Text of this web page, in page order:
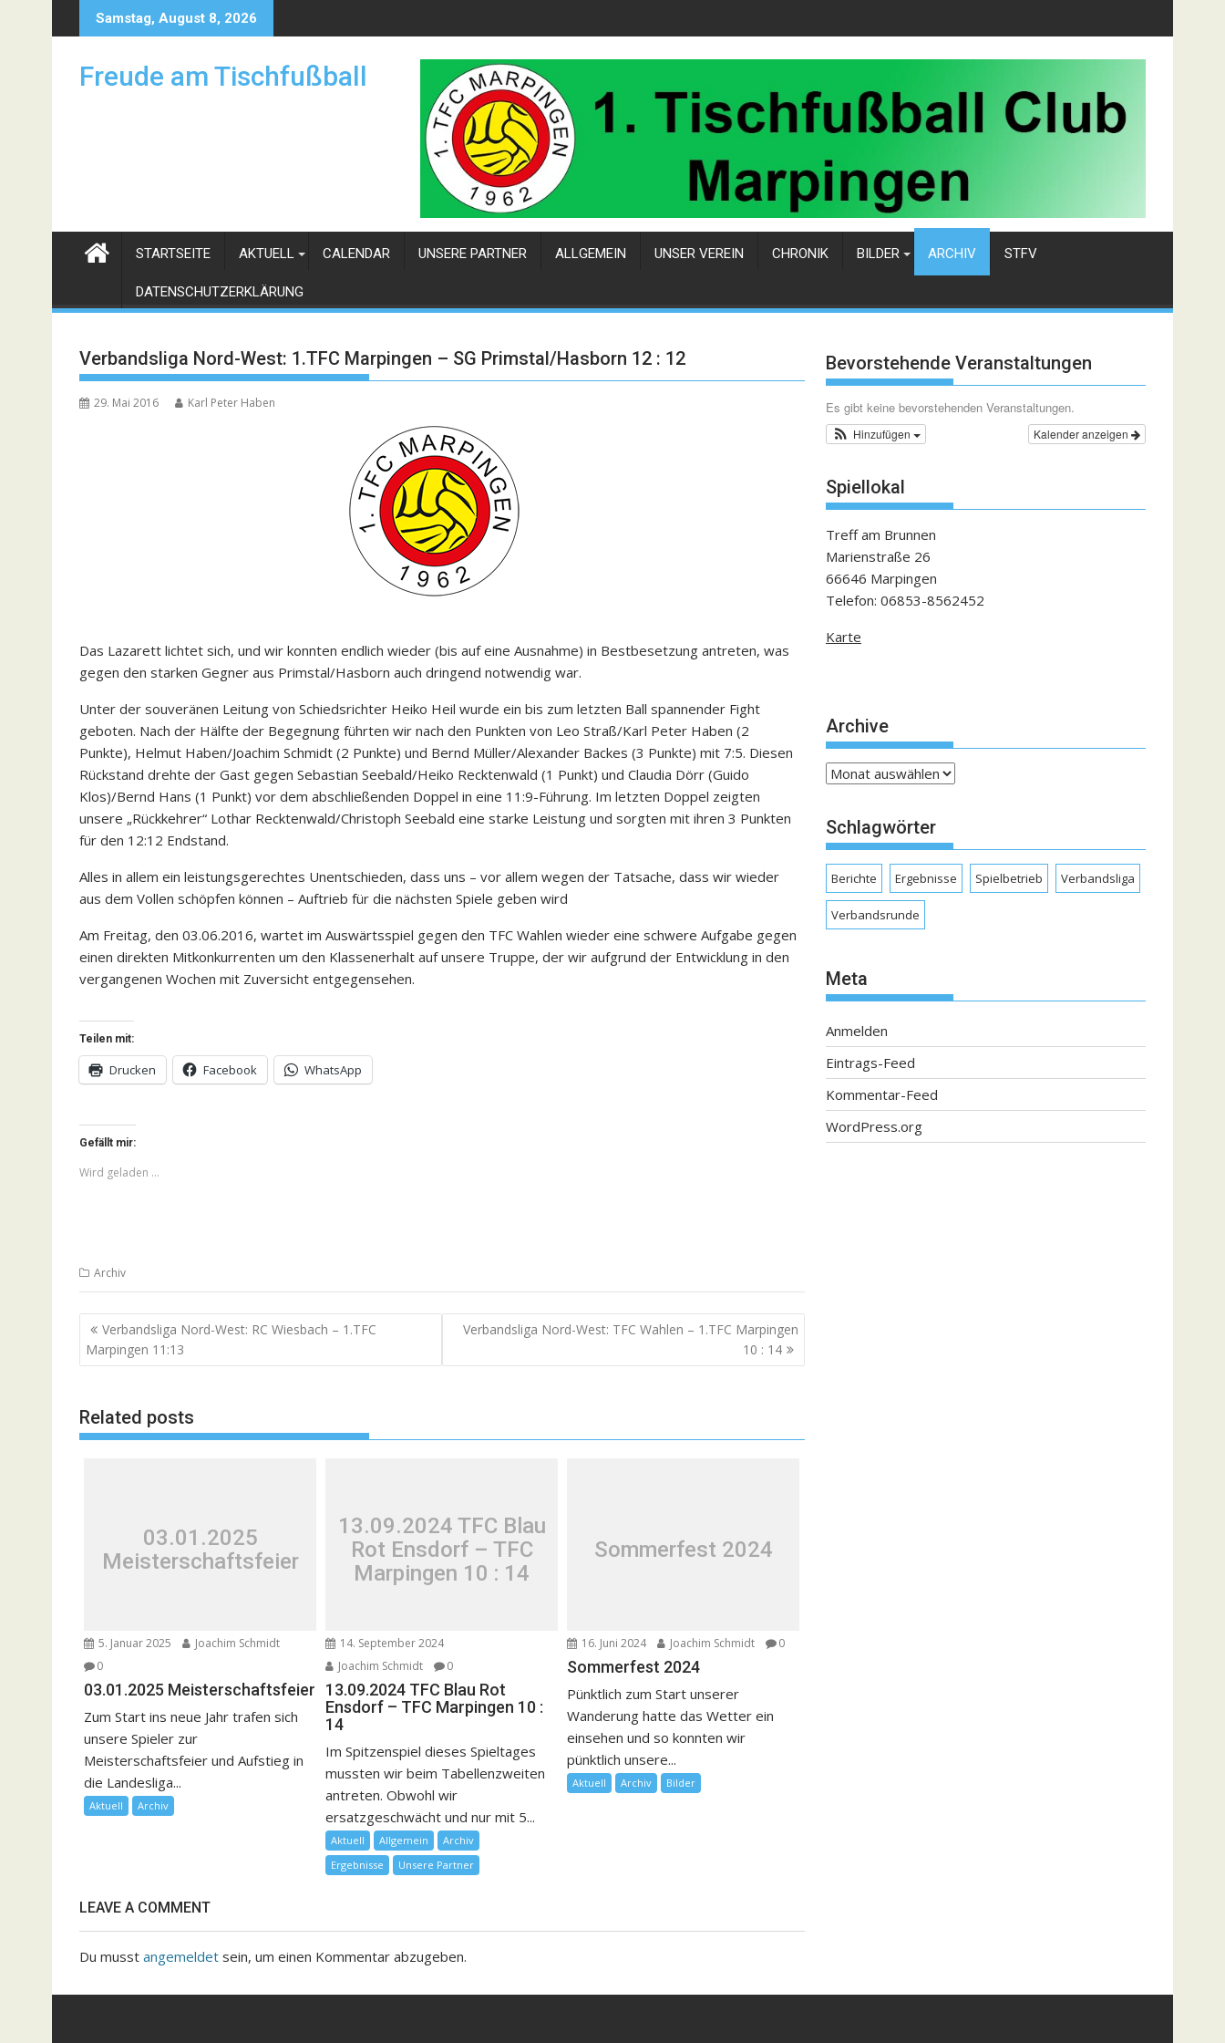
to
Samstag, August 8, 2026
Freude am Tischfußball
STARTSEITE AKTUELL CALENDAR UNSERE PARTNER ALLGEMEIN UNSER VEREIN CHRONIK BILDER ARCHIV STFV
DATENSCHUTZERKLÄRUNG
Verbandsliga Nord-West: 1.TFC Marpingen – SG Primstal/Hasborn 12 : 12
29. Mai 2016 Karl Peter Haben
Das Lazarett lichtet sich, und wir konnten endlich wieder (bis auf eine Ausnahme) in Bestbesetzung antreten, was
gegen den starken Gegner aus Primstal/Hasborn auch dringend notwendig war.
Unter der souveränen Leitung von Schiedsrichter Heiko Heil wurde ein bis zum letzten Ball spannender Fight
geboten. Nach der Hälfte der Begegnung führten wir nach den Punkten von Leo Straß/Karl Peter Haben (2
Punkte), Helmut Haben/Joachim Schmidt (2 Punkte) und Bernd Müller/Alexander Backes (3 Punkte) mit 7:5. Diesen
Rückstand drehte der Gast gegen Sebastian Seebald/Heiko Recktenwald (1 Punkt) und Claudia Dörr (Guido
Klos)/Bernd Hans (1 Punkt) vor dem abschließenden Doppel in eine 11:9-Führung. Im letzten Doppel zeigten
unsere „Rückkehrer“ Lothar Recktenwald/Christoph Seebald eine starke Leistung und sorgten mit ihren 3 Punkten
für den 12:12 Endstand.
Alles in allem ein leistungsgerechtes Unentschieden, dass uns – vor allem wegen der Tatsache, dass wir wieder
aus dem Vollen schöpfen können – Auftrieb für die nächsten Spiele geben wird
Am Freitag, den 03.06.2016, wartet im Auswärtsspiel gegen den TFC Wahlen wieder eine schwere Aufgabe gegen
einen direkten Mitkonkurrenten um den Klassenerhalt auf unsere Truppe, der wir aufgrund der Entwicklung in den
vergangenen Wochen mit Zuversicht entgegensehen.
Teilen mit:
Drucken Facebook WhatsApp
Gefällt mir:
Wird geladen …
Archiv
Beitragsnavigation
Verbandsliga Nord-West: RC Wiesbach – 1.TFC
Marpingen 11:13
Verbandsliga Nord-West: TFC Wahlen – 1.TFC Marpingen
10 : 14
Related posts
03.01.2025
Meisterschaftsfeier
5. Januar 2025
Joachim Schmidt
0
03.01.2025 Meisterschaftsfeier
Zum Start ins neue Jahr trafen sich
unsere Spieler zur
Meisterschaftsfeier und Aufstieg in
die Landesliga...
Aktuell Archiv
13.09.2024 TFC Blau
Rot Ensdorf – TFC
Marpingen 10 : 14
14. September 2024
Joachim Schmidt
0
13.09.2024 TFC Blau Rot
Ensdorf – TFC Marpingen 10 :
14
Im Spitzenspiel dieses Spieltages
mussten wir beim Tabellenzweiten
antreten. Obwohl wir
ersatzgeschwächt und nur mit 5...
Aktuell Allgemein
Archiv
Ergebnisse
Unsere Partner
Sommerfest 2024
16. Juni 2024 Joachim Schmidt 0
Sommerfest 2024
Pünktlich zum Start unserer
Wanderung hatte das Wetter ein
einsehen und so konnten wir
pünktlich unsere...
Aktuell Archiv Bilder
LEAVE A COMMENT
Du musst angemeldet sein, um einen Kommentar abzugeben.
Bevorstehende Veranstaltungen
Es gibt keine bevorstehenden Veranstaltungen.
Kalender anzeigen
Hinzufügen
Spiellokal
Treff am Brunnen
Marienstraße 26
66646 Marpingen
Telefon: 06853-8562452
Karte
Archive
Archive
Schlagwörter
Berichte Ergebnisse Spielbetrieb Verbandsliga
Verbandsrunde
Meta
Anmelden
Eintrags-Feed
Kommentar-Feed
WordPress.org